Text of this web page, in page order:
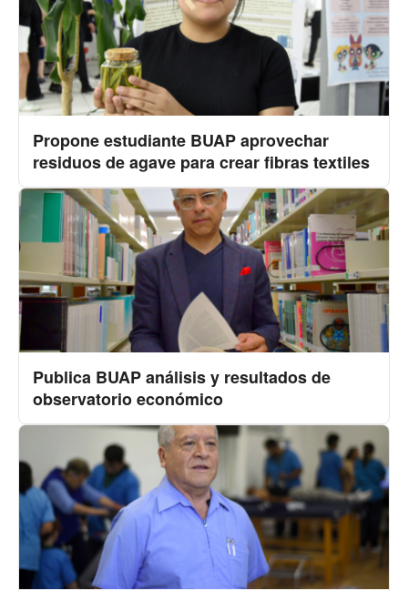
Propone estudiante BUAP aprovechar
residuos de agave para crear fibras textiles
Publica BUAP análisis y resultados de
observatorio económico